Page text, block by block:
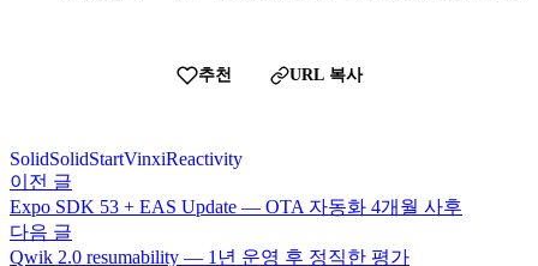
추천 URL 복사
SolidSolidStartVinxiReactivity
이전 글
Expo SDK 53 + EAS Update — OTA 자동화 4개월 사후
다음 글
Qwik 2.0 resumability — 1년 운영 후 정직한 평가